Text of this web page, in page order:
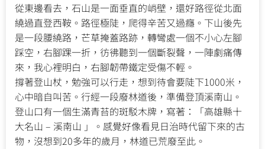
從東邊看去，石山是一面垂直的峭壁，還好路徑從北面
繞過直登西鞍。路徑極陡，爬得辛苦又過癮。下山後先
是一段腰繞路，芒草掩蓋路跡，轉彎處一個不小心左腳
踩空，右腳踝一折，彷彿聽到一個斷裂聲，一陣劇痛傳
來，我心裡明白，右腳韌帶鐵定受傷不輕。
撐著登山杖，勉強可以行走，想到待會要陡下1000米，
心中暗自叫苦。行經一段廢林道後，準備登頂溪南山。
登山口有一個生滿青苔的斑駁木牌，寫著：「高雄縣十
大名山 – 溪南山 」。感覺好像看見日治時代留下來的古
物，沒想到20多年的歲月，林道已荒廢至此。